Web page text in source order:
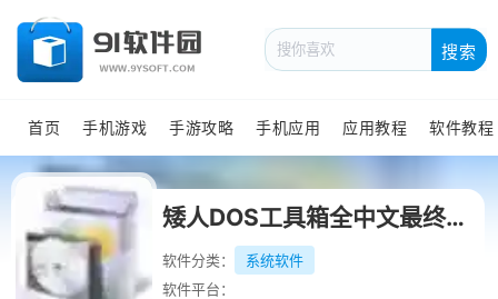
搜索
首页 手机游戏 手游攻略 手机应用 应用教程 软件教程
矮人DOS工具箱全中文最终完美版
软件分类：
系统软件
软件平台：